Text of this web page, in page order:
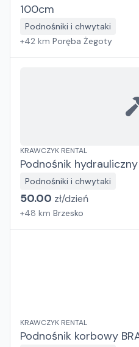
100cm
Podnośniki i chwytaki
+42 km Poręba Żegoty
KRAWCZYK RENTAL
Podnośnik hydrauliczny
Podnośniki i chwytaki
50.00 zł/dzień
+48 km Brzesko
KRAWCZYK RENTAL
Podnośnik korbowy